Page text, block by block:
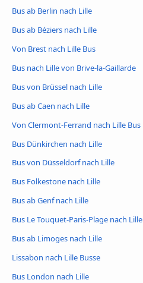
Bus ab Berlin nach Lille
Bus ab Béziers nach Lille
Von Brest nach Lille Bus
Bus nach Lille von Brive-la-Gaillarde
Bus von Brüssel nach Lille
Bus ab Caen nach Lille
Von Clermont-Ferrand nach Lille Bus
Bus Dünkirchen nach Lille
Bus von Düsseldorf nach Lille
Bus Folkestone nach Lille
Bus ab Genf nach Lille
Bus Le Touquet-Paris-Plage nach Lille
Bus ab Limoges nach Lille
Lissabon nach Lille Busse
Bus London nach Lille